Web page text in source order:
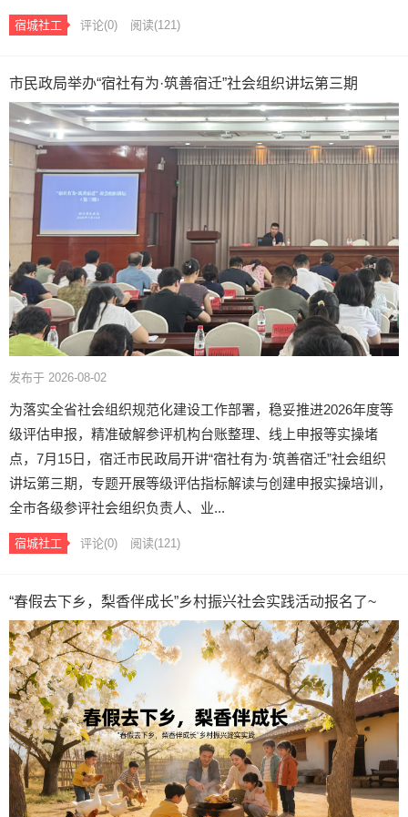
宿城社工 评论(0) 阅读(121)
市民政局举办“宿社有为·筑善宿迁”社会组织讲坛第三期
发布于 2026-08-02
为落实全省社会组织规范化建设工作部署，稳妥推进2026年度等
级评估申报，精准破解参评机构台账整理、线上申报等实操堵
点，7月15日，宿迁市民政局开讲“宿社有为·筑善宿迁”社会组织
讲坛第三期，专题开展等级评估指标解读与创建申报实操培训，
全市各级参评社会组织负责人、业...
宿城社工 评论(0) 阅读(121)
“春假去下乡，梨香伴成长”乡村振兴社会实践活动报名了~